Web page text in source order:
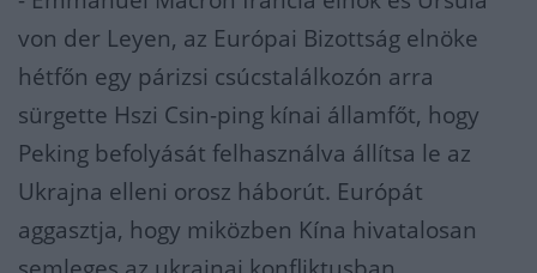
von der Leyen, az Európai Bizottság elnöke
hétfőn egy párizsi csúcstalálkozón arra
sürgette Hszi Csin-ping kínai államfőt, hogy
Peking befolyását felhasználva állítsa le az
Ukrajna elleni orosz háborút. Európát
aggasztja, hogy miközben Kína hivatalosan